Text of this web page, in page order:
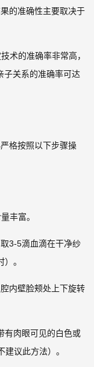
的准确性主要取决于
术的准确率非常高，
子关系的准确率可达
格按照以下步骤操
丰富。
3-5滴血滴在干净纱
。
内壁脸颊处上下旋转
有肉眼可见的白色或
议此方法）。